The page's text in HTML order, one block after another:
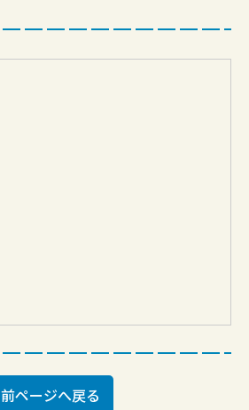
前ページへ戻る